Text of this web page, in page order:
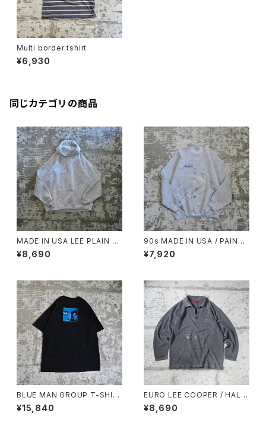
Multi border tshirt
¥6,930
同じカテゴリの商品
MADE IN USA LEE PLAIN S
WEAT HOODIE
¥8,690
90s MADE IN USA / PAINTE
D SWEAT
¥7,920
BLUE MAN GROUP T-SHIR
T
¥15,840
EURO LEE COOPER / HALF
ZIP TOP
¥8,690